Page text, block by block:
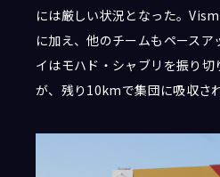
には厳しい状況となった。
に加え、他のチームもペースア
イはモハド・シャブリを振り切
が、残り10kmで集団に吸収され